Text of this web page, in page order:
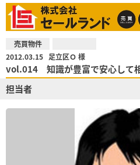
売買物件
2012.03.15 足立区Ｏ 様
vol.014 知識が豊富で安心して相
担当者